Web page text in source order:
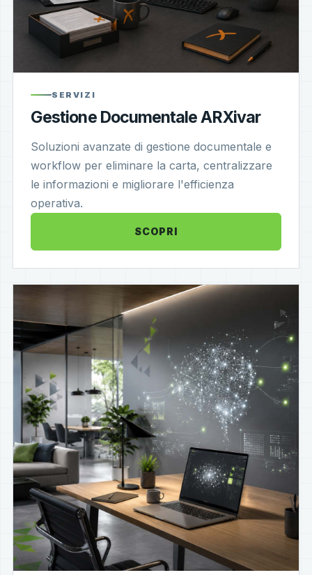
SERVIZI
Gestione Documentale ARXivar
Soluzioni avanzate di gestione documentale e
workflow per eliminare la carta, centralizzare
le informazioni e migliorare l'efficienza
operativa.
SCOPRI